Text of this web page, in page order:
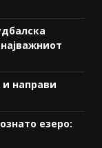
направи
езеро: